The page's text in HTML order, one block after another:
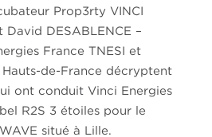
Prop3rty VINCI
David DESABLENCE –
France TNESI et
de-France décryptent
ont conduit Vinci Energies
R2S 3 étoiles pour le
situé à Lille.